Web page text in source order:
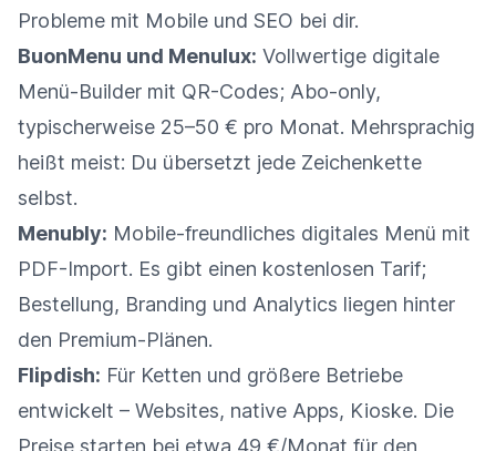
Probleme mit Mobile und SEO bei dir.
BuonMenu und Menulux: Vollwertige digitale
Menü-Builder mit QR-Codes; Abo-only,
typischerweise 25–50 € pro Monat. Mehrsprachig
heißt meist: Du übersetzt jede Zeichenkette
selbst.
Menubly: Mobile-freundliches digitales Menü mit
PDF-Import. Es gibt einen kostenlosen Tarif;
Bestellung, Branding und Analytics liegen hinter
den Premium-Plänen.
Flipdish: Für Ketten und größere Betriebe
entwickelt – Websites, native Apps, Kioske. Die
Preise starten bei etwa 49 €/Monat für den